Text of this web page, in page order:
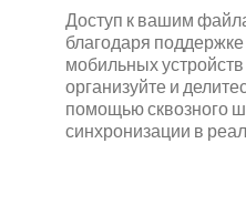
Доступ к вашим
благодаря
мобильных
организуйте и
помощью сквозного
синхронизации в